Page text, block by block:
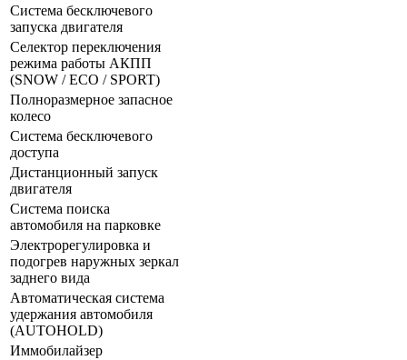
Система бесключевого
запуска двигателя
Селектор переключения
режима работы АКПП
(SNOW / ECO / SPORT)
Полноразмерное запасное
колесо
Система бесключевого
доступа
Дистанционный запуск
двигателя
Система поиска
автомобиля на парковке
Электрорегулировка и
подогрев наружных зеркал
заднего вида
Автоматическая система
удержания автомобиля
(AUTOHOLD)
Иммобилайзер